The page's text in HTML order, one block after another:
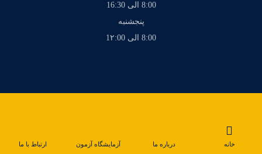
8:00 الی 16:30
پنجشنبه
8:00 الی 1۲:00
تماس با ما
خانه درباره ما آزمایشگاه آزمون ارتباط با ما